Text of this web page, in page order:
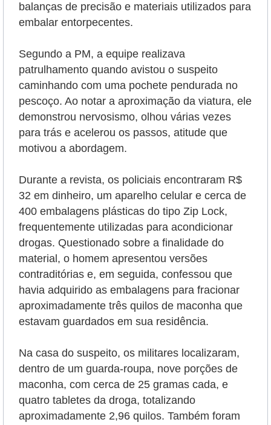
balanças de precisão e materiais utilizados para
embalar entorpecentes.
Segundo a PM, a equipe realizava
patrulhamento quando avistou o suspeito
caminhando com uma pochete pendurada no
pescoço. Ao notar a aproximação da viatura, ele
demonstrou nervosismo, olhou várias vezes
para trás e acelerou os passos, atitude que
motivou a abordagem.
Durante a revista, os policiais encontraram R$
32 em dinheiro, um aparelho celular e cerca de
400 embalagens plásticas do tipo Zip Lock,
frequentemente utilizadas para acondicionar
drogas. Questionado sobre a finalidade do
material, o homem apresentou versões
contraditórias e, em seguida, confessou que
havia adquirido as embalagens para fracionar
aproximadamente três quilos de maconha que
estavam guardados em sua residência.
Na casa do suspeito, os militares localizaram,
dentro de um guarda-roupa, nove porções de
maconha, com cerca de 25 gramas cada, e
quatro tabletes da droga, totalizando
aproximadamente 2,96 quilos. Também foram